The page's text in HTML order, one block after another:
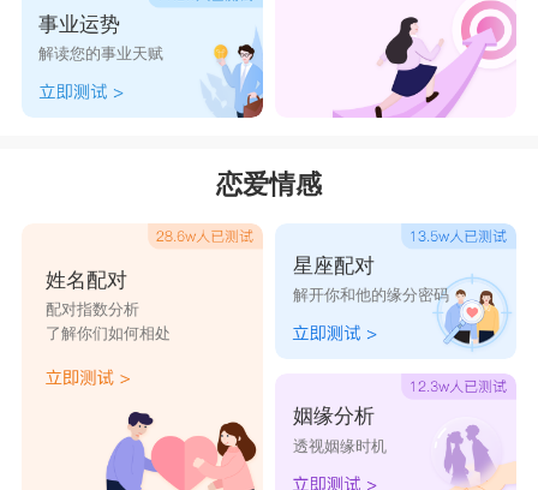
遇到困难时给予支持和鼓励。
5、学会包容与谅解。每个人都有优点和不足，天
6、调整自己的期望。过高的期望往往会带来失
望。天蝎座与摩羯座都要学会调整自己的期望，脚
7、在爱情中保持自我。在爱情中，保持自我是非
常重要的。天蝎座与摩羯座都要关注自己的成长，
事业运势
解读您的事业天赋
恋爱情感
姓名配对
配对指数分析
了解你们如何相处
星座配对
解开你和他的缘分密码
姻缘分析
透视姻缘时机